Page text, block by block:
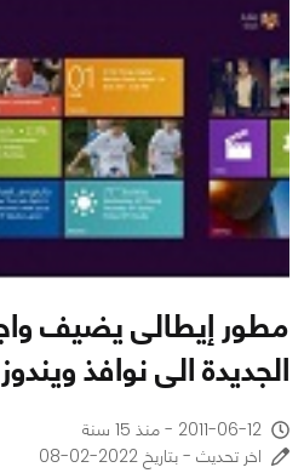
الجديدة الى نوافذ ويندوز 7 (بالفيديو)
2011-06-12 - منذ 15 سنة
اخر تحديث - بتاريخ 2022-02-08